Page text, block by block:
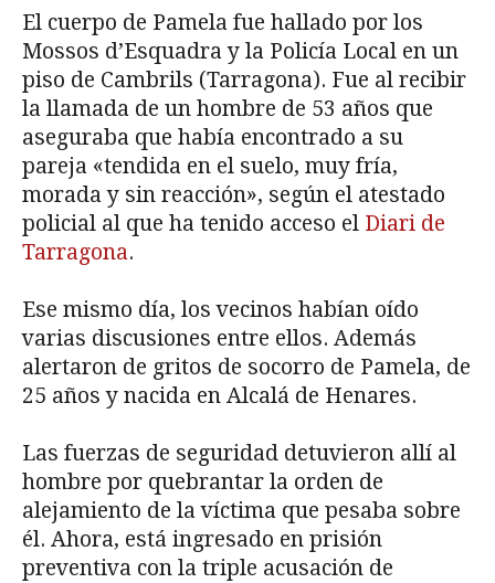
El cuerpo de Pamela fue hallado por los
Mossos d’Esquadra y la Policía Local en un
piso de Cambrils (Tarragona). Fue al recibir
la llamada de un hombre de 53 años que
aseguraba que había encontrado a su
pareja «tendida en el suelo, muy fría,
morada y sin reacción», según el atestado
policial al que ha tenido acceso el Diari de
Tarragona.
Ese mismo día, los vecinos habían oído
varias discusiones entre ellos. Además
alertaron de gritos de socorro de Pamela, de
25 años y nacida en Alcalá de Henares.
Las fuerzas de seguridad detuvieron allí al
hombre por quebrantar la orden de
alejamiento de la víctima que pesaba sobre
él. Ahora, está ingresado en prisión
preventiva con la triple acusación de